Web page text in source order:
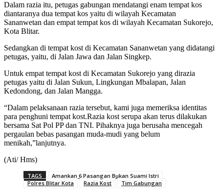
Dalam razia itu, petugas gabungan mendatangi enam tempat kos
diantaranya dua tempat kos yaitu di wilayah Kecamatan
Sananwetan dan empat tempat kos di wilayah Kecamatan Sukorejo,
Kota Blitar.
Sedangkan di tempat kost di Kecamatan Sananwetan yang didatangi
petugas, yaitu, di Jalan Jawa dan Jalan Singkep.
Untuk empat tempat kost di Kecamatan Sukorejo yang dirazia
petugas yaitu di Jalan Sukun, Lingkungan Mbalapan, Jalan
Kedondong, dan Jalan Mangga.
“Dalam pelaksanaan razia tersebut, kami juga memeriksa identitas
para penghuni tempat kost.Razia kost serupa akan terus dilakukan
bersama Sat Pol PP dan TNI. Pihaknya juga berusaha mencegah
pergaulan bebas pasangan muda-mudi yang belum
menikah,”lanjutnya.
(Ati/ Hms)
TAGS
Amankan 6 Pasangan Bukan Suami Istri
Polres Blitar Kota
Razia Kost Tim Gabungan